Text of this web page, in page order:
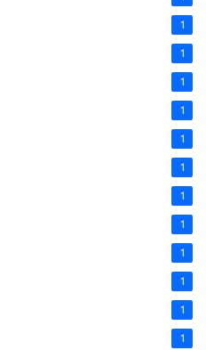
1
1
1
1
1
1
1
1
1
1
1
1